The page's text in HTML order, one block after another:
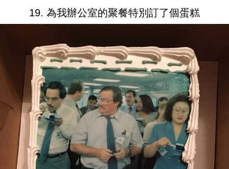
19. 為我辦公室的聚餐特別訂了個蛋糕